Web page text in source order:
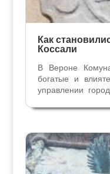
Как
Коссали
В Вероне
богатые и
управлении
ремесленников
Городского
Верона